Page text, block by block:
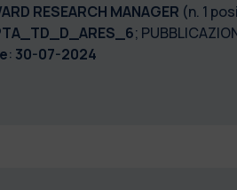
RESEARCH MANAGER (n. 1
;
: 30-07-2024